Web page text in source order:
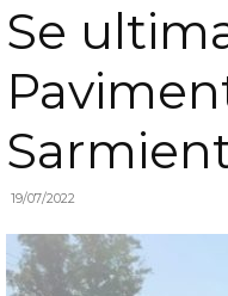
Se
19/07/2022